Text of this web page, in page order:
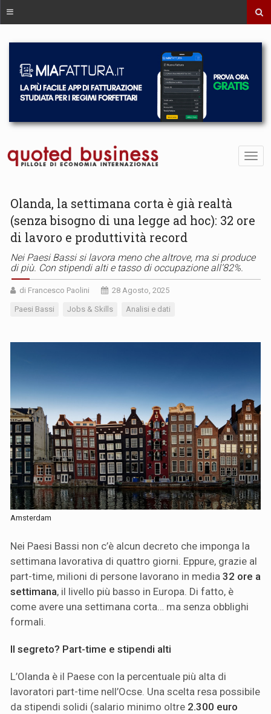
Olanda, la settimana corta è già realtà
(senza bisogno di una legge ad hoc): 32 ore
di lavoro e produttività record
Nei Paesi Bassi si lavora meno che altrove, ma si produce
di più. Con stipendi alti e tasso di occupazione all’82%.
di Francesco Paolini 28 Agosto, 2025
Paesi Bassi Jobs & Skills Analisi e dati
Amsterdam
Nei Paesi Bassi non c’è alcun decreto che imponga la
settimana lavorativa di quattro giorni. Eppure, grazie al
part-time, milioni di persone lavorano in media 32 ore a
settimana, il livello più basso in Europa. Di fatto, è
come avere una settimana corta… ma senza obblighi
formali.
Il segreto? Part-time e stipendi alti
L’Olanda è il Paese con la percentuale più alta di
lavoratori part-time nell’Ocse. Una scelta resa possibile
da stipendi solidi (salario minimo oltre 2.300 euro